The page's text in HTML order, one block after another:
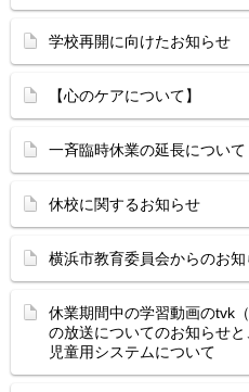
学校再開に向けたお知らせ
【心のケアについて】
一斉臨時休業の延長について
休校に関するお知らせ
横浜市教育委員会からのお知
休業期間中の学習動画のtvk
の放送についてのお知らせ
児童用システムについて